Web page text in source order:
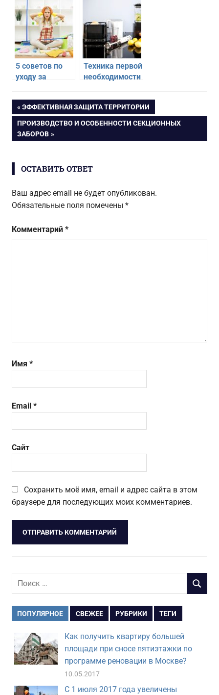
5 советов по
уходу за
которые
пригодятся
любой хозяйке
Техника первой
необходимости
быть в любой
квартире
Навигация
по
ПРЕДЫДУЩАЯ
ЗАПИСЬ:
ЭФФЕКТИВНАЯ ЗАЩИТА ТЕРРИТОРИИ
СЛЕДУЮЩАЯ
ЗАПИСЬ:
ПРОИЗВОДСТВО И ОСОБЕННОСТИ СЕКЦИОННЫХ
ЗАБОРОВ
ОСТАВИТЬ ОТВЕТ
Ваш адрес email не будет опубликован.
Обязательные поля помечены *
Комментарий *
Имя *
Email *
Сайт
Сохранить моё имя, email и адрес сайта в этом
браузере для последующих моих комментариев.
Поиск
ПОИСК
ПОПУЛЯРНОЕ СВЕЖЕЕ РУБРИКИ ТЕГИ
Как получить квартиру большей
площади при сносе пятиэтажки по
программе реновации в Москве?
10.05.2017
С 1 июля 2017 года увеличены